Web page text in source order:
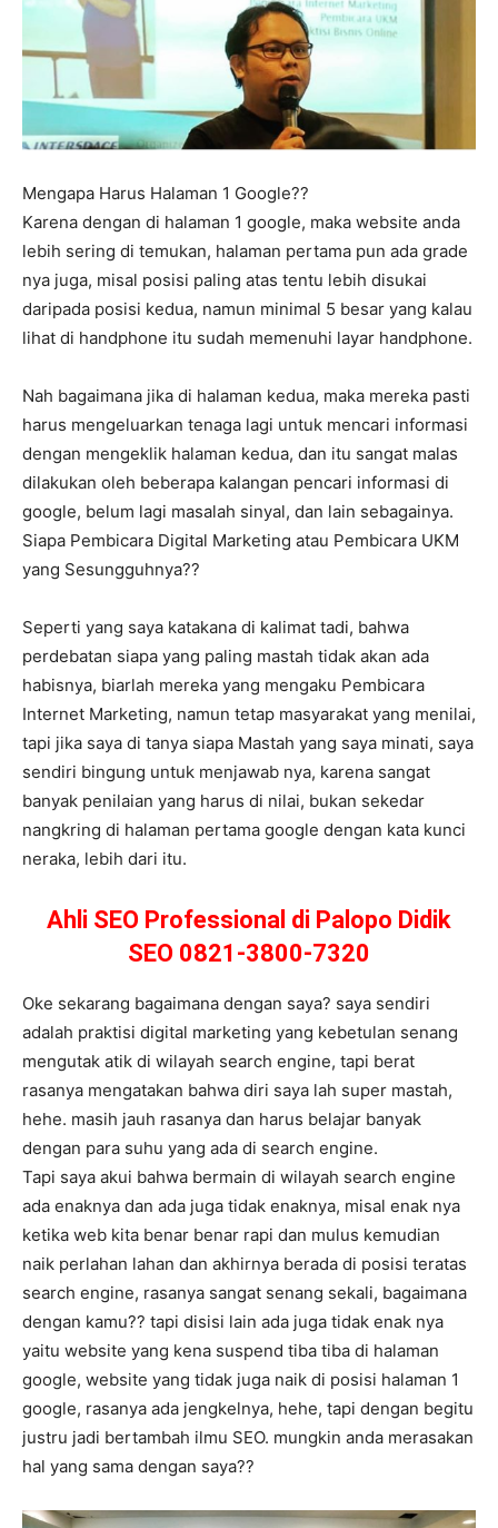
Mengapa Harus Halaman 1 Google??
Karena dengan di halaman 1 google, maka website anda
lebih sering di temukan, halaman pertama pun ada grade
nya juga, misal posisi paling atas tentu lebih disukai
daripada posisi kedua, namun minimal 5 besar yang kalau
lihat di handphone itu sudah memenuhi layar handphone.
Nah bagaimana jika di halaman kedua, maka mereka pasti
harus mengeluarkan tenaga lagi untuk mencari informasi
dengan mengeklik halaman kedua, dan itu sangat malas
dilakukan oleh beberapa kalangan pencari informasi di
google, belum lagi masalah sinyal, dan lain sebagainya.
Siapa Pembicara Digital Marketing atau Pembicara UKM
yang Sesungguhnya??
Seperti yang saya katakana di kalimat tadi, bahwa
perdebatan siapa yang paling mastah tidak akan ada
habisnya, biarlah mereka yang mengaku Pembicara
Internet Marketing, namun tetap masyarakat yang menilai,
tapi jika saya di tanya siapa Mastah yang saya minati, saya
sendiri bingung untuk menjawab nya, karena sangat
banyak penilaian yang harus di nilai, bukan sekedar
nangkring di halaman pertama google dengan kata kunci
neraka, lebih dari itu.
Ahli SEO Professional di Palopo Didik
SEO 0821-3800-7320
Oke sekarang bagaimana dengan saya? saya sendiri
adalah praktisi digital marketing yang kebetulan senang
mengutak atik di wilayah search engine, tapi berat
rasanya mengatakan bahwa diri saya lah super mastah,
hehe. masih jauh rasanya dan harus belajar banyak
dengan para suhu yang ada di search engine.
Tapi saya akui bahwa bermain di wilayah search engine
ada enaknya dan ada juga tidak enaknya, misal enak nya
ketika web kita benar benar rapi dan mulus kemudian
naik perlahan lahan dan akhirnya berada di posisi teratas
search engine, rasanya sangat senang sekali, bagaimana
dengan kamu?? tapi disisi lain ada juga tidak enak nya
yaitu website yang kena suspend tiba tiba di halaman
google, website yang tidak juga naik di posisi halaman 1
google, rasanya ada jengkelnya, hehe, tapi dengan begitu
justru jadi bertambah ilmu SEO. mungkin anda merasakan
hal yang sama dengan saya??